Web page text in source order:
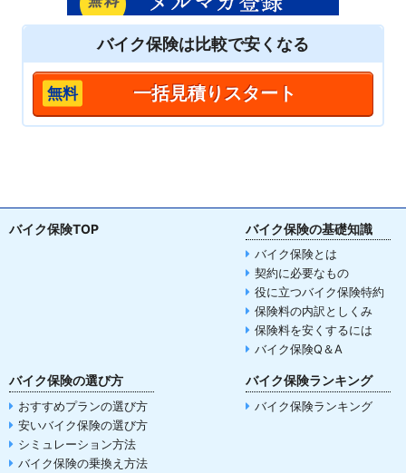
バイク保険は比較で安くなる
一括見積りスタート
バイク保険TOP バイク保険の基礎知識
バイク保険とは
契約に必要なもの
役に立つバイク保険特約
保険料の内訳としくみ
保険料を安くするには
バイク保険Q＆A
バイク保険の選び方
おすすめプランの選び方
安いバイク保険の選び方
シミュレーション方法
バイク保険の乗換え方法
バイク保険ランキング
バイク保険ランキング